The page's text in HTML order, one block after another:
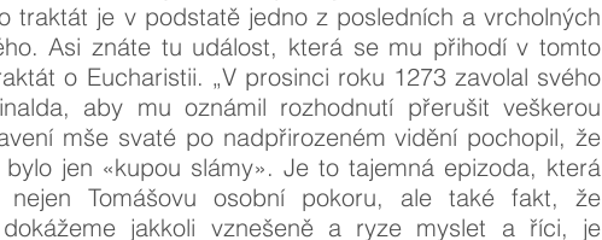
traktát je v podstatě jedno z posledních a vrcholných
Asi znáte tu událost, která se mu přihodí v tomto
o Eucharistii. „V prosinci roku 1273 zavolal svého
aby mu oznámil rozhodnutí přerušit veškerou
mše svaté po nadpřirozeném vidění pochopil, že
jen «kupou slámy». Je to tajemná epizoda, která
nejen Tomášovu osobní pokoru, ale také fakt, že
jakkoli vznešeně a ryze myslet a říci, je